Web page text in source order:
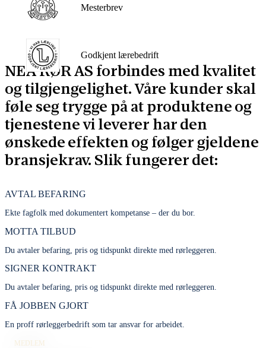
Mesterbrev
Godkjent lærebedrift
NEA RØR AS forbindes med kvalitet
og tilgjengelighet. Våre kunder skal
føle seg trygge på at produktene og
tjenestene vi leverer har den
ønskede effekten og følger gjeldene
bransjekrav. Slik fungerer det:
AVTAL BEFARING
Ekte fagfolk med dokumentert kompetanse – der du bor.
MOTTA TILBUD
Du avtaler befaring, pris og tidspunkt direkte med rørleggeren.
SIGNER KONTRAKT
Du avtaler befaring, pris og tidspunkt direkte med rørleggeren.
FÅ JOBBEN GJORT
En proff rørleggerbedrift som tar ansvar for arbeidet.
MEDLEM